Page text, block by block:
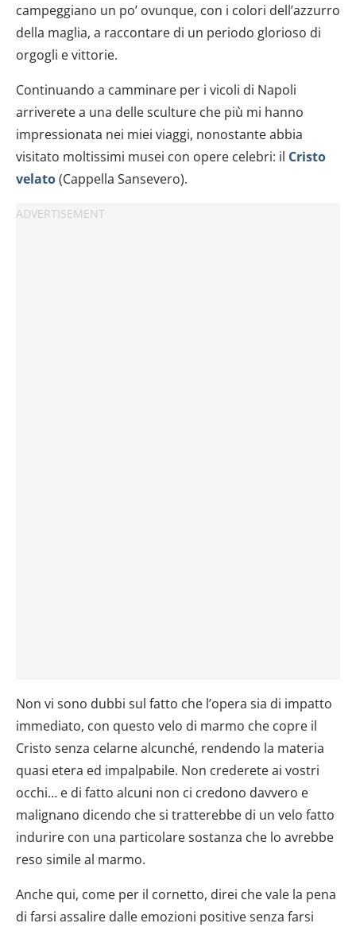
campeggiano un po’ ovunque, con i colori dell’azzurro
della maglia, a raccontare di un periodo glorioso di
orgogli e vittorie.
Continuando a camminare per i vicoli di Napoli
arriverete a una delle sculture che più mi hanno
impressionata nei miei viaggi, nonostante abbia
visitato moltissimi musei con opere celebri: il Cristo
velato(Cappella Sansevero).
Non vi sono dubbi sul fatto che l’opera sia di impatto
immediato, con questo velo di marmo che copre il
Cristo senza celarne alcunché, rendendo la materia
quasi etera ed impalpabile. Non crederete ai vostri
occhi… e di fatto alcuni non ci credono davvero e
malignano dicendo che si tratterebbe di un velo fatto
indurire con una particolare sostanza che lo avrebbe
reso simile al marmo.
Anche qui, come per il cornetto, direi che vale la pena
di farsi assalire dalle emozioni positive senza farsi